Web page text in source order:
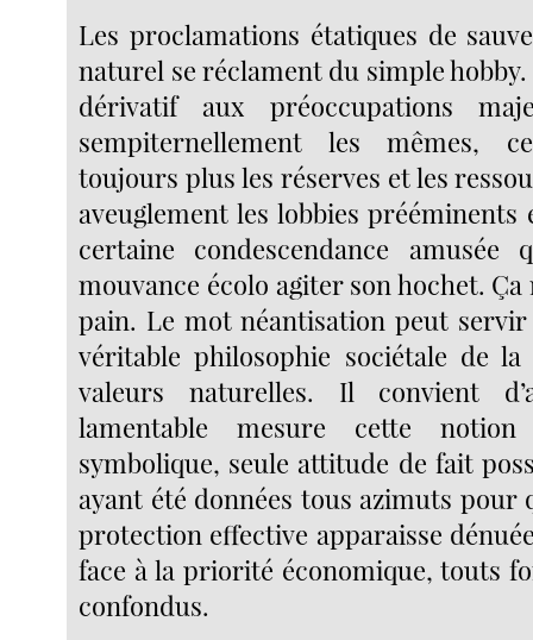
Les proclamations étatiques de
naturel se réclament du simple hobby.
dérivatif aux préoccupations
sempiternellement les mêmes,
toujours plus les réserves et les
aveuglement les lobbies prééminents
certaine condescendance amusée
mouvance écolo agiter son hochet. Ça
pain. Le mot néantisation peut
véritable philosophie sociétale de
valeurs naturelles. Il convient
lamentable mesure cette
symbolique, seule attitude de fait
ayant été données tous azimuts pour
protection effective apparaisse
face à la priorité économique, touts
confondus.